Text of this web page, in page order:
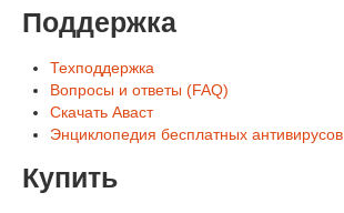
Поддержка
Техподдержка
Вопросы и ответы (FAQ)
Скачать Аваст
Энциклопедия бесплатных антивирусов
Купить